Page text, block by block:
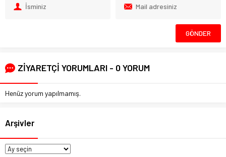
ZİYARETÇİ YORUMLARI - 0 YORUM
Henüz yorum yapılmamış.
Arşivler